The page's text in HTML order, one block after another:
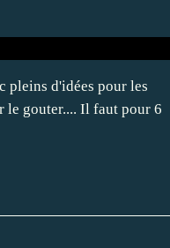
pleins d'idées pour les
le gouter.... Il faut pour 6